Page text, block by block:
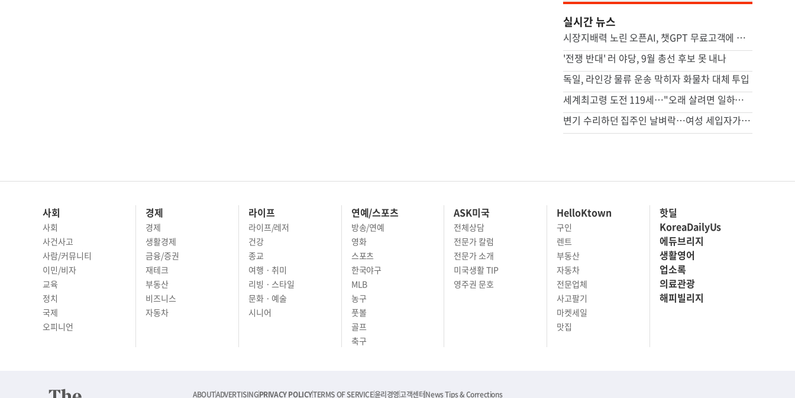
실시간 뉴스
시장지배력 노린 오픈AI, 챗GPT 무료고객에 최신 모델 무한제공
'전쟁 반대' 러 야당, 9월 총선 후보 못 내나
독일, 라인강 물류 운송 막히자 화물차 대체 투입
세계최고령 도전 119세…"오래 살려면 일하고 건강하게 먹어라"
변기 수리하던 집주인 날벼락…여성 세입자가 흉기로 찔렀다
사회
사회
사건사고
사람/커뮤니티
이민/비자
교육
정치
국제
오피니언
경제
경제
생활경제
금융/증권
재테크
부동산
비즈니스
자동차
라이프
라이프/레저
건강
종교
여행 · 취미
리빙 · 스타일
문화 · 예술
시니어
연예/스포츠
방송/연예
영화
스포츠
한국야구
MLB
농구
풋볼
골프
축구
ASK미국
전체상담
전문가 칼럼
전문가 소개
미국생활 TIP
영주권 문호
HelloKtown
구인
렌트
부동산
자동차
전문업체
사고팔기
마켓세일
맛집
핫딜
KoreaDailyUs
에듀브리지
생활영어
업소록
의료관광
해피빌리지
ABOUTADVERTISINGPRIVACY POLICYTERMS OF SERVICE윤리경영고객센터News Tips & Corrections